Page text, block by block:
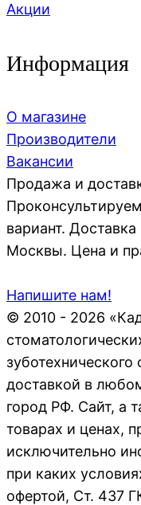
Акции
Информация
О магазине
Производители
Вакансии
Продажа и
вариант.
Москвы. Цена и
Напишите нам!
© 2010 - 2026
доставкой в
город РФ. Сайт, а
товарах и ценах,
исключительно
при каких
офертой, Ст. 437